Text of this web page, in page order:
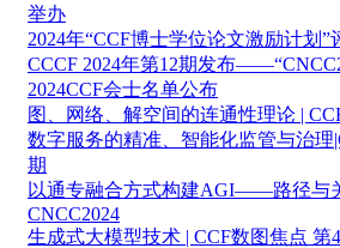
举办
2024年“CCF博士学位论文激励计划”
CCCF 2024年第12期发布
2024CCF会士名单公布
图、网络、解空间的连通性理论 |
数字服务的精准、智能化监管与治理
期
以通专融合方式构建AGI——路径与
CNCC2024
生成式大模型技术 | CCF数图焦点 第